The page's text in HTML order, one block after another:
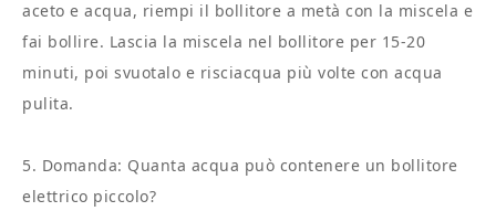
aceto e acqua, riempi il bollitore a metà con la miscela e
fai bollire. Lascia la miscela nel bollitore per 15-20
minuti, poi svuotalo e risciacqua più volte con acqua
pulita.
5. Domanda: Quanta acqua può contenere un bollitore
elettrico piccolo?